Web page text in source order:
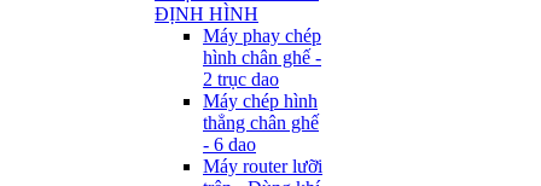
ĐỊNH HÌNH
Máy phay chép
hình chân ghế -
2 trục dao
Máy chép hình
thẳng chân ghế
- 6 dao
Máy router lưỡi